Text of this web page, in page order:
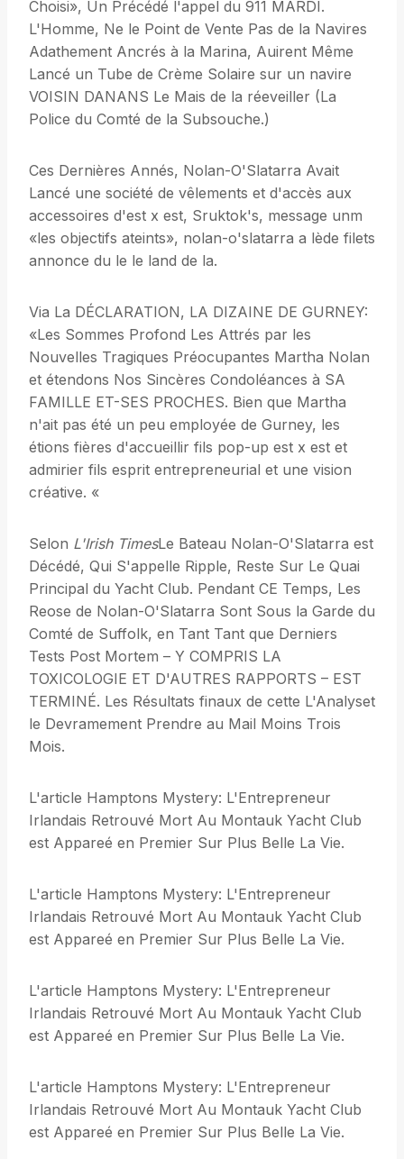
Choisi», Un Précédé l'appel du 911 MARDI.
L'Homme, Ne le Point de Vente Pas de la Navires
Adathement Ancrés à la Marina, Auirent Même
Lancé un Tube de Crème Solaire sur un navire
VOISIN DANANS Le Mais de la réeveiller (La
Police du Comté de la Subsouche.)
Ces Dernières Annés, Nolan-O'Slatarra Avait
Lancé une société de vêlements et d'accès aux
accessoires d'est x est, Sruktok's, message unm
«les objectifs ateints», nolan-o'slatarra a lède filets
annonce du le le land de la.
Via La DÉCLARATION, LA DIZAINE DE GURNEY:
«Les Sommes Profond Les Attrés par les
Nouvelles Tragiques Préocupantes Martha Nolan
et étendons Nos Sincères Condoléances à SA
FAMILLE ET-SES PROCHES. Bien que Martha
n'ait pas été un peu employée de Gurney, les
étions fières d'accueillir fils pop-up est x est et
admirier fils esprit entrepreneurial et une vision
créative. «
Selon L'Irish TimesLe Bateau Nolan-O'Slatarra est
Décédé, Qui S'appelle Ripple, Reste Sur Le Quai
Principal du Yacht Club. Pendant CE Temps, Les
Reose de Nolan-O'Slatarra Sont Sous la Garde du
Comté de Suffolk, en Tant Tant que Derniers
Tests Post Mortem – Y COMPRIS LA
TOXICOLOGIE ET D'AUTRES RAPPORTS – EST
TERMINÉ. Les Résultats finaux de cette L'Analyset
le Devramement Prendre au Mail Moins Trois
Mois.
L'article Hamptons Mystery: L'Entrepreneur
Irlandais Retrouvé Mort Au Montauk Yacht Club
est Appareé en Premier Sur Plus Belle La Vie.
L'article Hamptons Mystery: L'Entrepreneur
Irlandais Retrouvé Mort Au Montauk Yacht Club
est Appareé en Premier Sur Plus Belle La Vie.
L'article Hamptons Mystery: L'Entrepreneur
Irlandais Retrouvé Mort Au Montauk Yacht Club
est Appareé en Premier Sur Plus Belle La Vie.
L'article Hamptons Mystery: L'Entrepreneur
Irlandais Retrouvé Mort Au Montauk Yacht Club
est Appareé en Premier Sur Plus Belle La Vie.